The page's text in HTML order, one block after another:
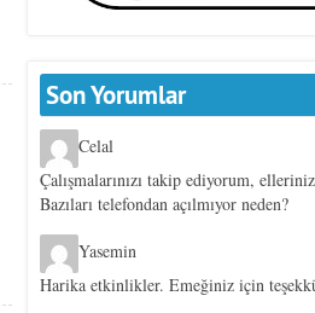
Son Yorumlar
Celal
Çalışmalarınızı takip ediyorum,
Bazıları telefondan açılmıyor neden?
Yasemin
Harika etkinlikler. Emeğiniz için